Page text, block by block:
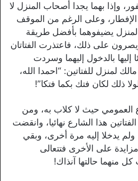
وإذا بهما يجدا أصحاب المنزل لا
الإفطار، وعلى الرغم من الموقف
يضيفوهما بأفضل طريقة
على ذلك، فاعتذرت الفتاتان
إليها بالدخول إليهما وسردت
لمنزل للفتاتين: “احمدا الله،
ذلك لكان فتك بكما فتكا”!
العمومي حيث لا كلاب به، ومن
هذا الشارع نهائيا، وانقضت
ولم يدخلا إليه مرة أخرى، وبقي
على الأخرى فتتعالى
منهما حالتها آنذاك!